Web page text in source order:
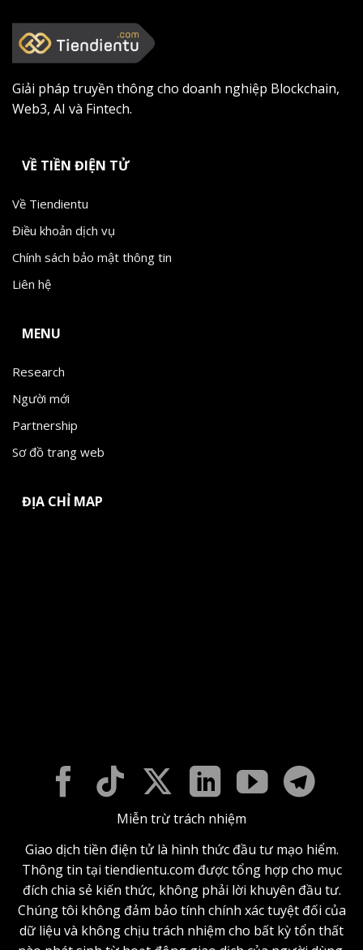
Giải pháp truyền thông cho doanh nghiệp Blockchain,
Web3, AI và Fintech.
VỀ TIỀN ĐIỆN TỬ
Về Tiendientu
Điều khoản dịch vụ
Chính sách bảo mật thông tin
Liên hệ
MENU
Research
Người mới
Partnership
Sơ đồ trang web
ĐỊA CHỈ MAP
Miễn trừ trách nhiệm
Giao dịch tiền điện tử là hình thức đầu tư mạo hiểm.
Thông tin tại tiendientu.com được tổng hợp cho mục
đích chia sẻ kiến thức, không phải lời khuyên đầu tư.
Chúng tôi không đảm bảo tính chính xác tuyệt đối của
dữ liệu và không chịu trách nhiệm cho bất kỳ tổn thất